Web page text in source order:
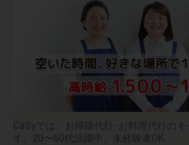
CaSyでは、お掃除代行･お料理代行のキ
す。20〜60代活躍中。未経験者OK